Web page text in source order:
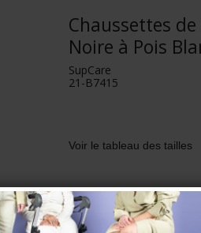
Chaussettes
Noire à Pois
SupCare
21-B7415
Voir le tableau des tailles